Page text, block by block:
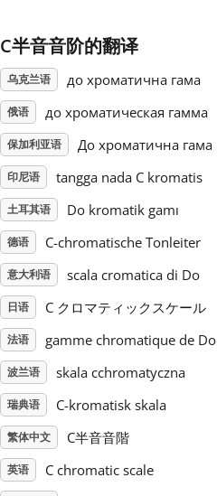
Svenska
Tiếng Việt
繁體中文
C半音音阶的翻译
乌克兰语 до хроматична гама
俄语 до хроматическая гамма
保加利亚语 До хроматична гама
印尼语 tangga nada C kromatis
土耳其语 Do kromatik gamı
德语 C-chromatische Tonleiter
意大利语 scala cromatica di Do
日语 C クロマティックスケール
法语 gamme chromatique de Do
波兰语 skala cchromatyczna
瑞典语 C-kromatisk skala
繁体中文 C半音音階
英语 C chromatic scale